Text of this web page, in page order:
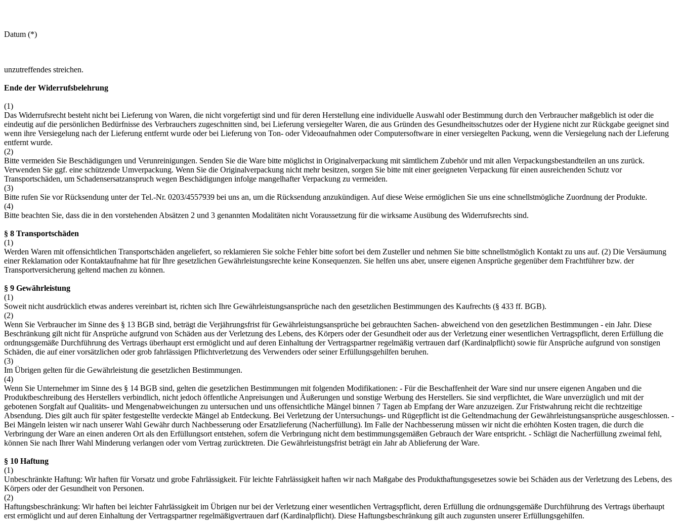
Datum (*)
unzutreffendes streichen.
Ende der Widerrufsbelehrung
(1)
Das Widerrufsrecht besteht nicht bei Lieferung von Waren, die nicht vorgefertigt sind und für deren Herstellung eine individuelle Auswahl oder Bestimmung durch den Verbraucher maßgeblich ist oder die
eindeutig auf die persönlichen Bedürfnisse des Verbrauchers zugeschnitten sind, bei Lieferung versiegelter Waren, die aus Gründen des Gesundheitsschutzes oder der Hygiene nicht zur Rückgabe geeignet sind
wenn ihre Versiegelung nach der Lieferung entfernt wurde oder bei Lieferung von Ton- oder Videoaufnahmen oder Computersoftware in einer versiegelten Packung, wenn die Versiegelung nach der Lieferung
entfernt wurde.
(2)
Bitte vermeiden Sie Beschädigungen und Verunreinigungen. Senden Sie die Ware bitte möglichst in Originalverpackung mit sämtlichem Zubehör und mit allen Verpackungsbestandteilen an uns zurück.
Verwenden Sie ggf. eine schützende Umverpackung. Wenn Sie die Originalverpackung nicht mehr besitzen, sorgen Sie bitte mit einer geeigneten Verpackung für einen ausreichenden Schutz vor
Transportschäden, um Schadensersatzanspruch wegen Beschädigungen infolge mangelhafter Verpackung zu vermeiden.
(3)
Bitte rufen Sie vor Rücksendung unter der Tel.-Nr. 0203/4557939 bei uns an, um die Rücksendung anzukündigen. Auf diese Weise ermöglichen Sie uns eine schnellstmögliche Zuordnung der Produkte.
(4)
Bitte beachten Sie, dass die in den vorstehenden Absätzen 2 und 3 genannten Modalitäten nicht Voraussetzung für die wirksame Ausübung des Widerrufsrechts sind.
§ 8 Transportschäden
(1)
Werden Waren mit offensichtlichen Transportschäden angeliefert, so reklamieren Sie solche Fehler bitte sofort bei dem Zusteller und nehmen Sie bitte schnellstmöglich Kontakt zu uns auf. (2) Die Versäumung
einer Reklamation oder Kontaktaufnahme hat für Ihre gesetzlichen Gewährleistungsrechte keine Konsequenzen. Sie helfen uns aber, unsere eigenen Ansprüche gegenüber dem Frachtführer bzw. der
Transportversicherung geltend machen zu können.
§ 9 Gewährleistung
(1)
Soweit nicht ausdrücklich etwas anderes vereinbart ist, richten sich Ihre Gewährleistungsansprüche nach den gesetzlichen Bestimmungen des Kaufrechts (§ 433 ff. BGB).
(2)
Wenn Sie Verbraucher im Sinne des § 13 BGB sind, beträgt die Verjährungsfrist für Gewährleistungsansprüche bei gebrauchten Sachen- abweichend von den gesetzlichen Bestimmungen - ein Jahr. Diese
Beschränkung gilt nicht für Ansprüche aufgrund von Schäden aus der Verletzung des Lebens, des Körpers oder der Gesundheit oder aus der Verletzung einer wesentlichen Vertragspflicht, deren Erfüllung die
ordnungsgemäße Durchführung des Vertrags überhaupt erst ermöglicht und auf deren Einhaltung der Vertragspartner regelmäßig vertrauen darf (Kardinalpflicht) sowie für Ansprüche aufgrund von sonstigen
Schäden, die auf einer vorsätzlichen oder grob fahrlässigen Pflichtverletzung des Verwenders oder seiner Erfüllungsgehilfen beruhen.
(3)
Im Übrigen gelten für die Gewährleistung die gesetzlichen Bestimmungen.
(4)
Wenn Sie Unternehmer im Sinne des § 14 BGB sind, gelten die gesetzlichen Bestimmungen mit folgenden Modifikationen: - Für die Beschaffenheit der Ware sind nur unsere eigenen Angaben und die
Produktbeschreibung des Herstellers verbindlich, nicht jedoch öffentliche Anpreisungen und Äußerungen und sonstige Werbung des Herstellers. Sie sind verpflichtet, die Ware unverzüglich und mit der
gebotenen Sorgfalt auf Qualitäts- und Mengenabweichungen zu untersuchen und uns offensichtliche Mängel binnen 7 Tagen ab Empfang der Ware anzuzeigen. Zur Fristwahrung reicht die rechtzeitige
Absendung. Dies gilt auch für später festgestellte verdeckte Mängel ab Entdeckung. Bei Verletzung der Untersuchungs- und Rügepflicht ist die Geltendmachung der Gewährleistungsansprüche ausgeschlossen. -
Bei Mängeln leisten wir nach unserer Wahl Gewähr durch Nachbesserung oder Ersatzlieferung (Nacherfüllung). Im Falle der Nachbesserung müssen wir nicht die erhöhten Kosten tragen, die durch die
Verbringung der Ware an einen anderen Ort als den Erfüllungsort entstehen, sofern die Verbringung nicht dem bestimmungsgemäßen Gebrauch der Ware entspricht. - Schlägt die Nacherfüllung zweimal fehl,
können Sie nach Ihrer Wahl Minderung verlangen oder vom Vertrag zurücktreten. Die Gewährleistungsfrist beträgt ein Jahr ab Ablieferung der Ware.
§ 10 Haftung
(1)
Unbeschränkte Haftung: Wir haften für Vorsatz und grobe Fahrlässigkeit. Für leichte Fahrlässigkeit haften wir nach Maßgabe des Produkthaftungsgesetzes sowie bei Schäden aus der Verletzung des Lebens, des
Körpers oder der Gesundheit von Personen.
(2)
Haftungsbeschränkung: Wir haften bei leichter Fahrlässigkeit im Übrigen nur bei der Verletzung einer wesentlichen Vertragspflicht, deren Erfüllung die ordnungsgemäße Durchführung des Vertrags überhaupt
erst ermöglicht und auf deren Einhaltung der Vertragspartner regelmäßigvertrauen darf (Kardinalpflicht). Diese Haftungsbeschränkung gilt auch zugunsten unserer Erfüllungsgehilfen.